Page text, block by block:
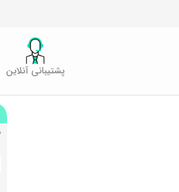
پشتیبانی آنلاین